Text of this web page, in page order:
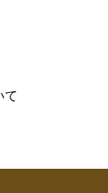
て